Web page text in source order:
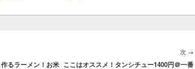
るラーメン！お米
次 →
の
ここはオススメ！タンシチュー1400円＠一番